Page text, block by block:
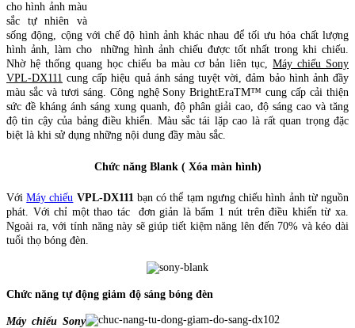
cho hình ảnh màu
sắc tự nhiên và
sống động, cộng với chế độ hình ảnh khác nhau để tối ưu hóa chất lượng
hình ảnh, làm cho những hình ảnh chiếu được tốt nhất trong khi chiếu.
Nhờ hệ thống quang học chiếu ba màu cơ bản liên tục,Máy chiếu Sony
VPL-DX111 cung cấp hiệu quả ánh sáng tuyệt vời, đảm bảo hình ảnh đầy
màu sắc và tươi sáng. Công nghệ Sony BrightEraTM™ cung cấp cải thiện
sức đề kháng ánh sáng xung quanh, độ phân giải cao, độ sáng cao và tăng
độ tin cậy của bảng điều khiển. Màu sắc tái lặp cao là rất quan trọng đặc
biệt là khi sử dụng những nội dung đầy màu sắc.
Chức năng Blank ( Xóa màn hình)
VớiMáy chiếu VPL-DX111 bạn có thể tạm ngưng chiếu hình ảnh từ nguồn
phát. Với chỉ một thao tác đơn giản là bấm 1 nút trên điều khiển từ xa.
Ngoài ra, với tính năng này sẽ giúp tiết kiệm năng lên đến 70% và kéo dài
tuổi thọ bóng đèn.
Chức năng tự động giảm độ sáng bóng đèn
Máy chiếu Sony